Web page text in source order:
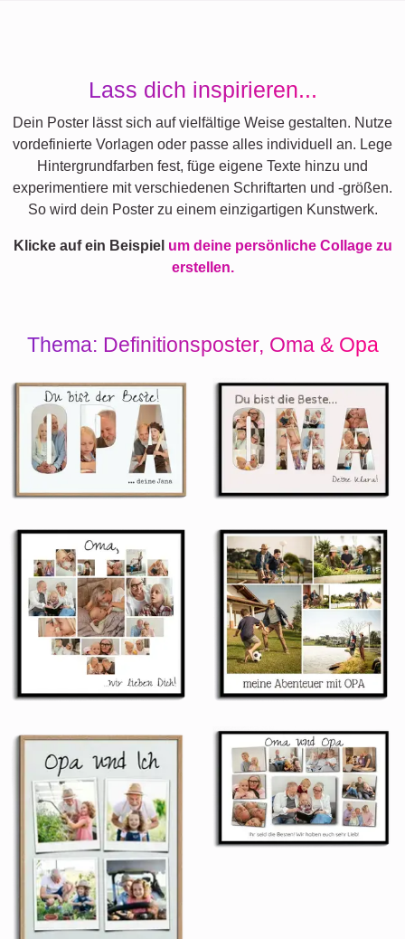
Lass dich inspirieren...
Dein Poster lässt sich auf vielfältige Weise gestalten. Nutze
vordefinierte Vorlagen oder passe alles individuell an. Lege
Hintergrundfarben fest, füge eigene Texte hinzu und
experimentiere mit verschiedenen Schriftarten und -größen.
So wird dein Poster zu einem einzigartigen Kunstwerk.
Klicke auf ein Beispiel um deine persönliche Collage zu
erstellen.
Thema: Definitionsposter, Oma & Opa